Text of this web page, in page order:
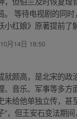
。 等待电视剧的同
红娘》原著提前了
月14日 18:50
就颇高，是北宋的政
、音乐、军事等多方
未给他单独立传，甚
”，但王安石变法期